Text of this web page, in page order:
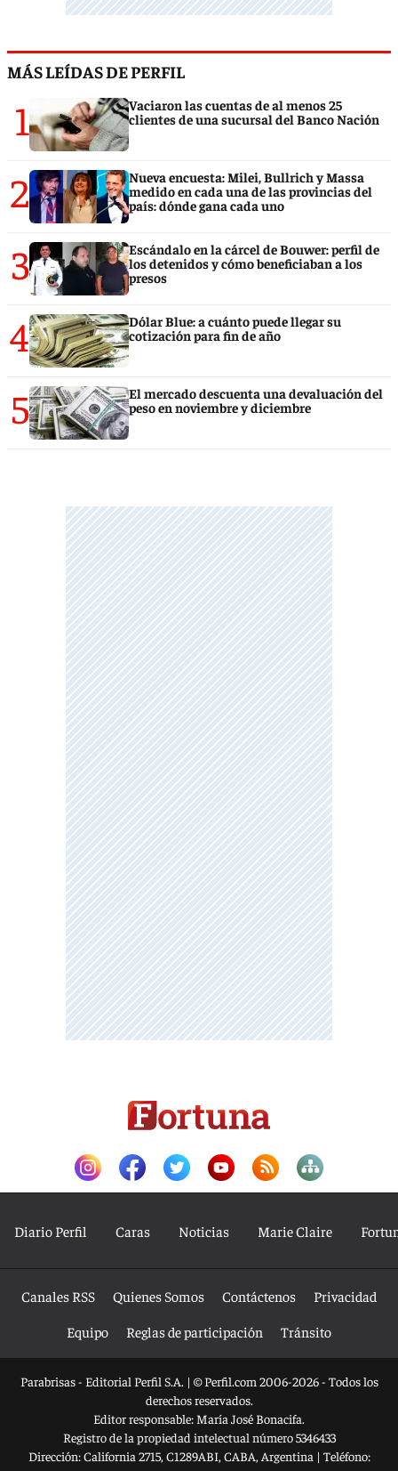
MÁS LEÍDAS DE PERFIL
1
Vaciaron las cuentas de al menos 25
clientes de una sucursal del Banco Nación
2
Nueva encuesta: Milei, Bullrich y Massa
medido en cada una de las provincias del
país: dónde gana cada uno
3
Escándalo en la cárcel de Bouwer: perfil de
los detenidos y cómo beneficiaban a los
presos
4
Dólar Blue: a cuánto puede llegar su
cotización para fin de año
5
El mercado descuenta una devaluación del
peso en noviembre y diciembre
Diario Perfil Caras Noticias Marie Claire
Canales RSS Quienes Somos Contáctenos
Privacidad
Equipo
Reglas de participación Tránsito
Parabrisas - Editorial Perfil S.A. | © Perfil.com 2006-2026 - Todos los
derechos reservados.
Editor responsable: María José Bonacifa.
Registro de la propiedad intelectual número 5346433
Dirección:California 2715, C1289ABI, CABA, Argentina | Teléfono: